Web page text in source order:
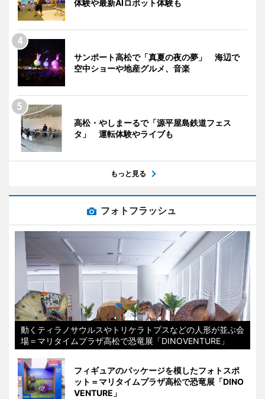
体験や最新AIロボット体験も
サンポート高松で「真夏の夜の夢」 海辺で
空中ショーや地産グルメ、音楽
高松・やしまーるで「源平屋島鉄道フェス
タ」 運転体験やライブも
もっと見る
フォトフラッシュ
動くティラノサウルスやトリケラトプスなどの人形が並ぶ会
場＝マリタイムプラザ高松で恐竜展「DINOVENTURE」
フィギュアのパッケージを模したフォトスポ
ット＝マリタイムプラザ高松で恐竜展「DINO
VENTURE」